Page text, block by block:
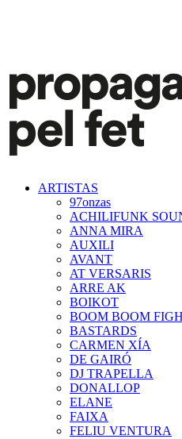
ARTISTAS
97onzas
ACHILIFUNK
ANNA MIRA
AUXILI
AVANT
AT VERSARIS
ARRE AK
BOIKOT
BOOM BOOM
BASTARDS
CARMEN XÍA
DE GAIRÓ
DJ TRAPELLA
DONALLOP
ELANE
FAIXA
FELIU VENTURA